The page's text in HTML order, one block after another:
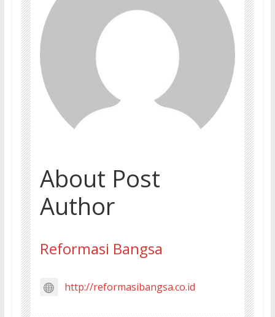
About Post
Author
Reformasi Bangsa
http://reformasibangsa.co.id